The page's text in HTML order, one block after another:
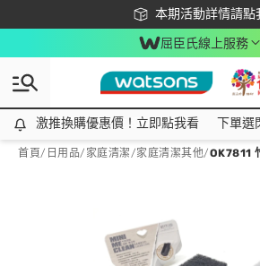
本期活動詳情請點
下載app最高回饋
屈臣氏線上服務
激推換購優惠價！立即點我看
激推換購優惠價！立即點我看 下單選
首頁/ 日用品/ 家庭清潔/家庭清潔其他/OK7811